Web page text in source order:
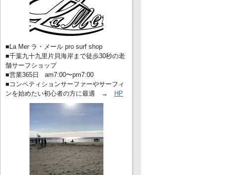
■La Mer ラ・メール pro surf shop
■千葉九十九里片貝海岸まで徒歩30秒の老
舗サーフショップ
■営業365日 am7:00〜pm7:00
■コンペティションサーファーやサーフィ
ンを始めたい初心者の方に最適 →
HP